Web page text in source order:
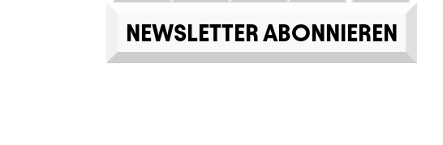
NEWSLETTER ABONNIEREN